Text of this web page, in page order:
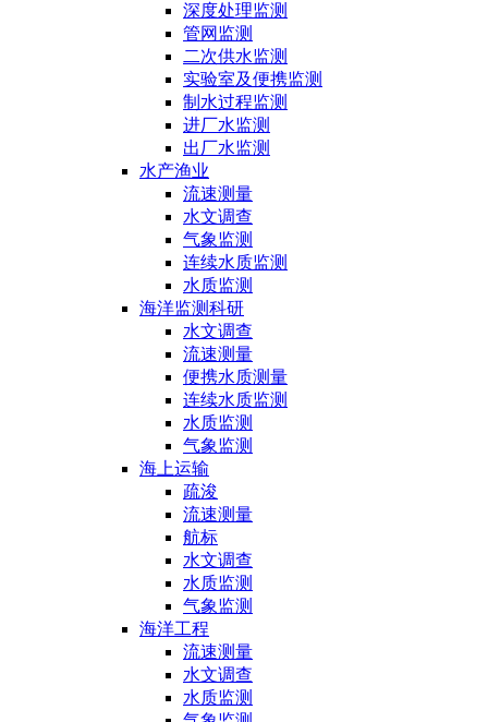
深度处理监测
管网监测
二次供水监测
实验室及便携监测
制水过程监测
进厂水监测
出厂水监测
水产渔业
流速测量
水文调查
气象监测
连续水质监测
水质监测
海洋监测科研
水文调查
流速测量
便携水质测量
连续水质监测
水质监测
气象监测
海上运输
疏浚
流速测量
航标
水文调查
水质监测
气象监测
海洋工程
流速测量
水文调查
水质监测